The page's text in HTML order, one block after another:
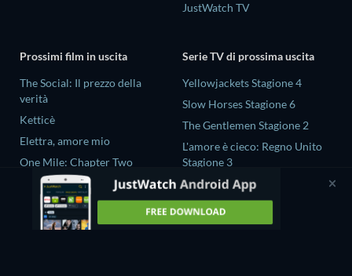
JustWatch TV
Prossimi film in uscita
The Social: Il prezzo della
verità
Ketticè
Elettra, amore mio
One Mile: Chapter Two
One Mile: Chapter One
Serie TV di prossima uscita
Yellowjackets Stagione 4
Slow Horses Stagione 6
The Gentlemen Stagione 2
L'amore è cieco: Regno Unito
Stagione 3
Ricky Gervais Alley Cats
Stagione 1